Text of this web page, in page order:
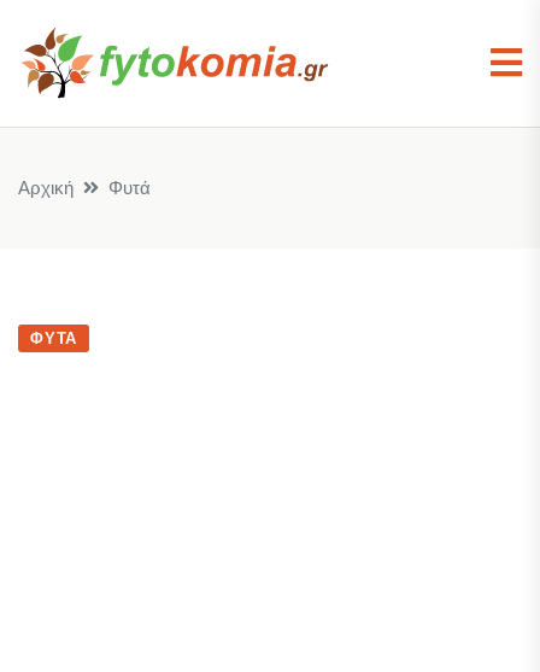
Αρχική Φυτά
ΦΥΤΆ